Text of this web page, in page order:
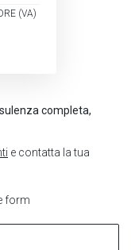
completa,
e contatta la tua
form
(VA)